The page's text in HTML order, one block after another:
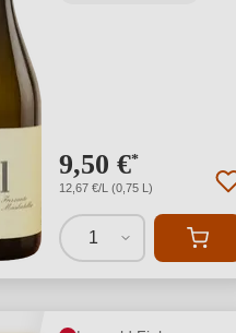
9,50 €*
12,67 €/L (0,75 L)
1